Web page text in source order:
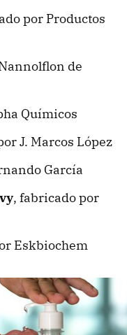
por Productos
de
Químicos
J. Marcos López
García
, fabricado por
Eskbiochem